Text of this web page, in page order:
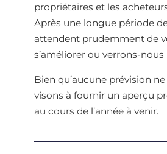
propriétaires et les
Après une longue période
attendent prudemment de
s’améliorer ou verrons-
Bien qu’aucune prévision
visons à fournir un aperçu
au cours de l’année à venir.